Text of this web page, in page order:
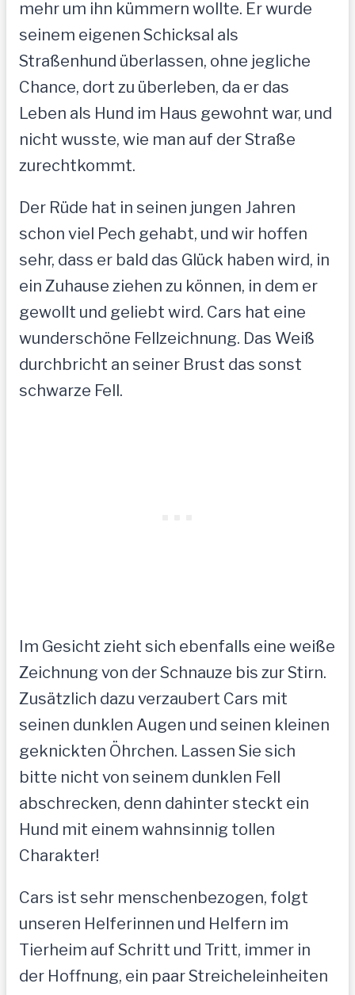
mehr um ihn kümmern wollte. Er wurde
seinem eigenen Schicksal als
Straßenhund überlassen, ohne jegliche
Chance, dort zu überleben, da er das
Leben als Hund im Haus gewohnt war, und
nicht wusste, wie man auf der Straße
zurechtkommt.
Der Rüde hat in seinen jungen Jahren
schon viel Pech gehabt, und wir hoffen
sehr, dass er bald das Glück haben wird, in
ein Zuhause ziehen zu können, in dem er
gewollt und geliebt wird. Cars hat eine
wunderschöne Fellzeichnung. Das Weiß
durchbricht an seiner Brust das sonst
schwarze Fell.
Im Gesicht zieht sich ebenfalls eine weiße
Zeichnung von der Schnauze bis zur Stirn.
Zusätzlich dazu verzaubert Cars mit
seinen dunklen Augen und seinen kleinen
geknickten Öhrchen. Lassen Sie sich
bitte nicht von seinem dunklen Fell
abschrecken, denn dahinter steckt ein
Hund mit einem wahnsinnig tollen
Charakter!
Cars ist sehr menschenbezogen, folgt
unseren Helferinnen und Helfern im
Tierheim auf Schritt und Tritt, immer in
der Hoffnung, ein paar Streicheleinheiten